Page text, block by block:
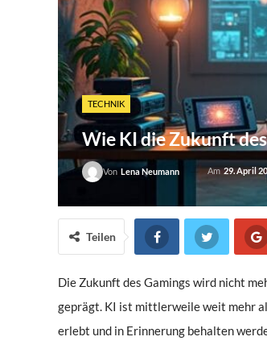
TECHNIK
Wie KI die Zukunft
Von Lena Neumann Am29. April
Teilen
Die Zukunft des Gamings wird nicht
geprägt. KI ist mittlerweile weit mehr
erlebt und in Erinnerung behalten